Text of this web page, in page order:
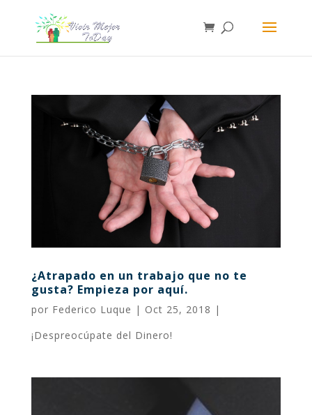
¿Atrapado en un trabajo que no te
gusta? Empieza por aquí.
por Federico Luque | Oct 25, 2018 |
¡Despreocúpate del Dinero!